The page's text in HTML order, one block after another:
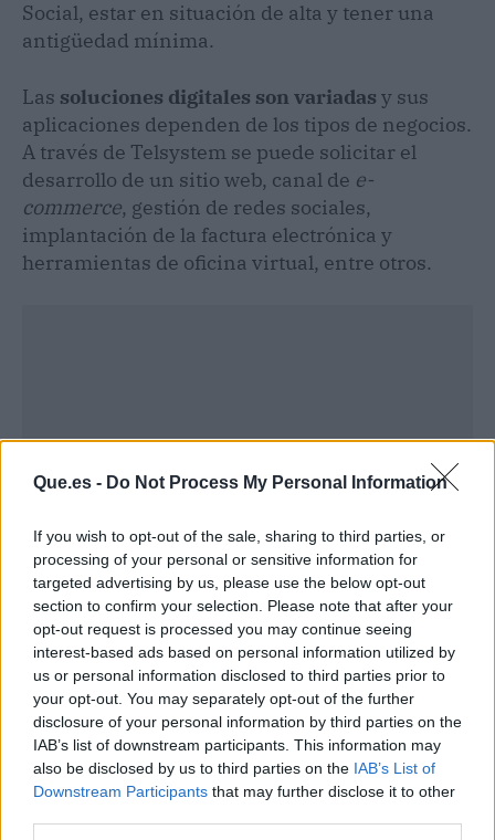
Que.es - Do Not Process My Personal Information
If you wish to opt-out of the sale, sharing to third parties, or
processing of your personal or sensitive information for
targeted advertising by us, please use the below opt-out
section to confirm your selection. Please note that after your
opt-out request is processed you may continue seeing
interest-based ads based on personal information utilized by
us or personal information disclosed to third parties prior to
your opt-out. You may separately opt-out of the further
disclosure of your personal information by third parties on the
IAB’s list of downstream participants. This information may
also be disclosed by us to third parties on the IAB’s List of
Downstream Participants that may further disclose it to other
Social, estar en situación de alta y tener una
antigüedad mínima.
Las soluciones digitales son variadas y sus
aplicaciones dependen de los tipos de negocios.
A través de Telsystem se puede solicitar el
desarrollo de un sitio web, canal de e-
commerce, gestión de redes sociales,
implantación de la factura electrónica y
herramientas de oficina virtual, entre otros.
Publicidad